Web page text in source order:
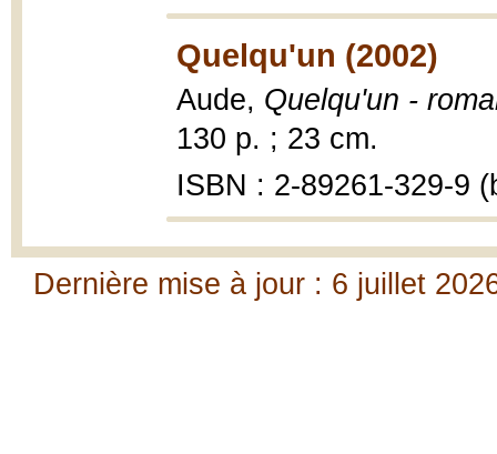
Quelqu'un (2002)
Aude, Quelqu'un -
130 p. ; 23 cm.
ISBN : 2-89261-329-9
Dernière mise à jour : 6 juillet